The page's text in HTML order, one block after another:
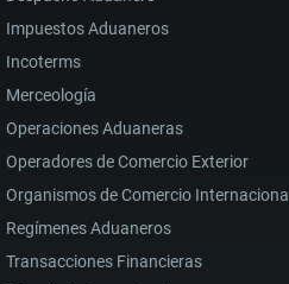
Impuestos Aduaneros
Incoterms
Merceología
Operaciones Aduaneras
Operadores de Comercio Exterior
Organismos de Comercio Internacional
Regímenes Aduaneros
Transacciones Financieras